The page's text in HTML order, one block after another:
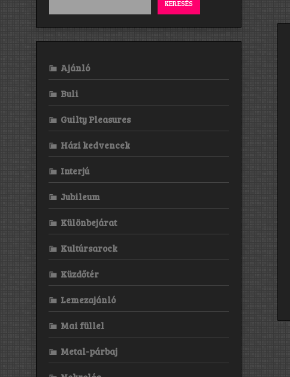
KERESÉS
Ajánló
Buli
Guilty Pleasures
Házi kedvencek
Interjú
Jubileum
Különbejárat
Kultúrsarock
Küzdőtér
Lemezajánló
Mai füllel
Metal-párbaj